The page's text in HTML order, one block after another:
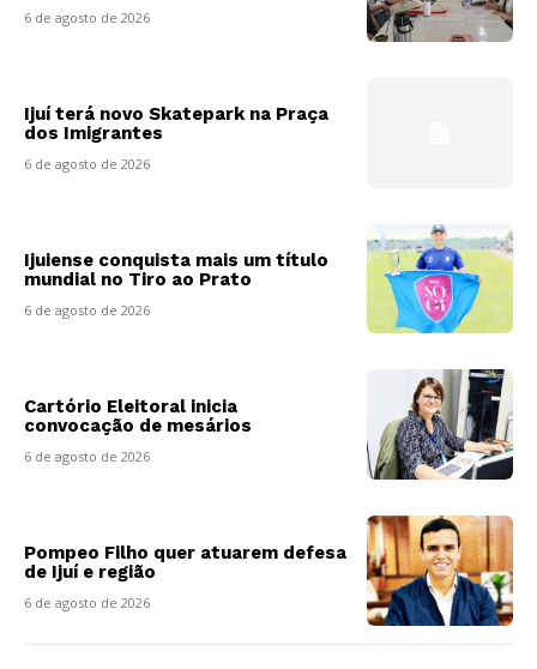
6 de agosto de 2026
Ijuí terá novo Skatepark na Praça
dos Imigrantes
6 de agosto de 2026
Ijuiense conquista mais um título
mundial no Tiro ao Prato
6 de agosto de 2026
Cartório Eleitoral inicia
convocação de mesários
6 de agosto de 2026
Pompeo Filho quer atuarem defesa
de Ijuí e região
6 de agosto de 2026